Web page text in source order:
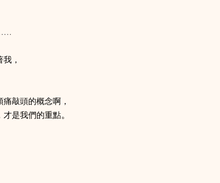
，
敲頭的概念啊，
才是我們的重點。